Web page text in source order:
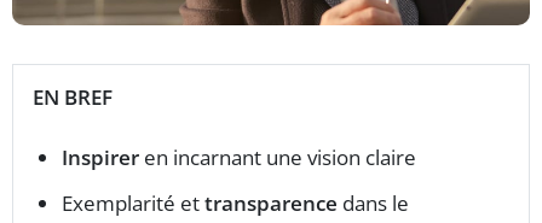
EN BREF
Inspirer en incarnant une vision claire
Exemplarité ettransparence dans le